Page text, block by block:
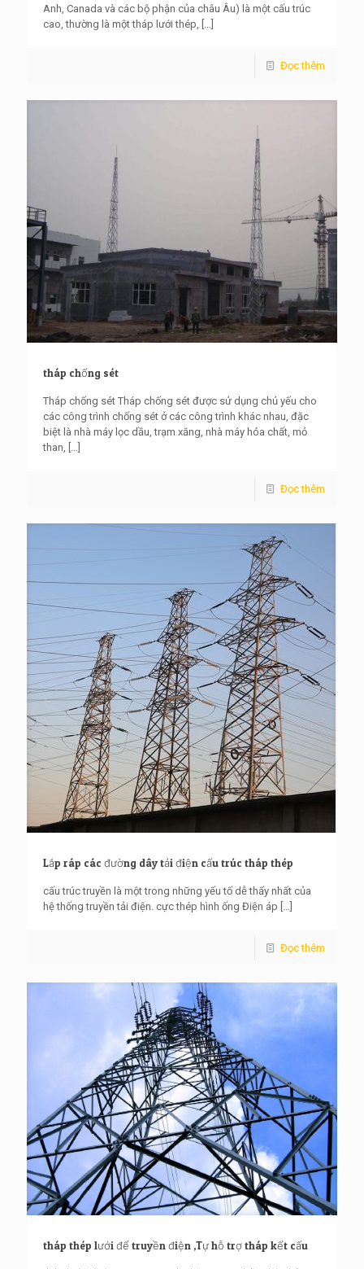
Anh, Canada và các bộ phận của châu Âu) là một cấu trúc
cao, thường là một tháp lưới thép, […]
Đọc thêm
tháp chống sét
Tháp chống sét Tháp chống sét được sử dụng chủ yếu cho
các công trình chống sét ở các công trình khác nhau, đặc
biệt là nhà máy lọc dầu, trạm xăng, nhà máy hóa chất, mỏ
than, […]
Đọc thêm
Lắp ráp các đường dây tải điện cấu trúc tháp thép
cấu trúc truyền là một trong những yếu tố dễ thấy nhất của
hệ thống truyền tải điện. cực thép hình ống Điện áp […]
Đọc thêm
tháp thép lưới để truyền điện ,Tự hỗ trợ tháp kết cấu